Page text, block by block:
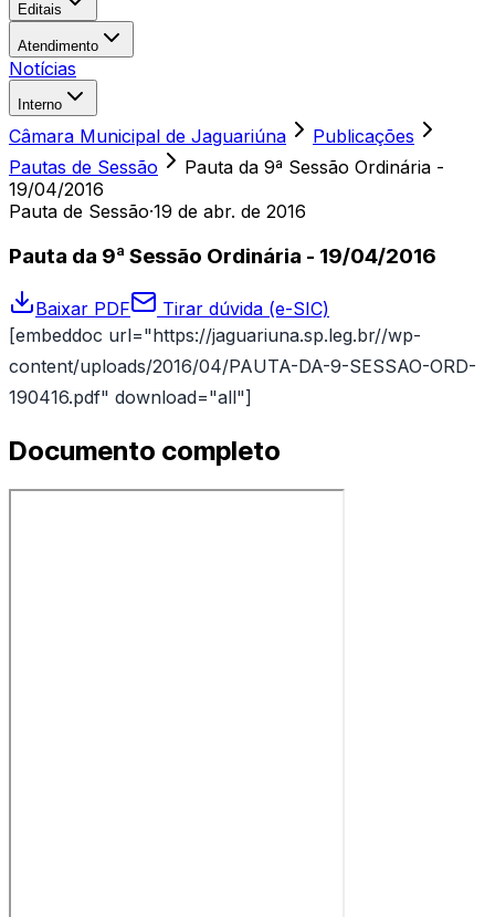
Editais
Atendimento
Notícias
Interno
Câmara Municipal de Jaguariúna
Publicações
Pautas de Sessão
Pauta da 9ª Sessão Ordinária -
19/04/2016
Pauta de Sessão·19 de abr. de 2016
Pauta da 9ª Sessão Ordinária - 19/04/2016
Baixar PDF
Tirar dúvida (e-SIC)
[embeddoc url="https://jaguariuna.sp.leg.br//wp-
content/uploads/2016/04/PAUTA-DA-9-SESSAO-ORD-
190416.pdf" download="all"]
Documento completo